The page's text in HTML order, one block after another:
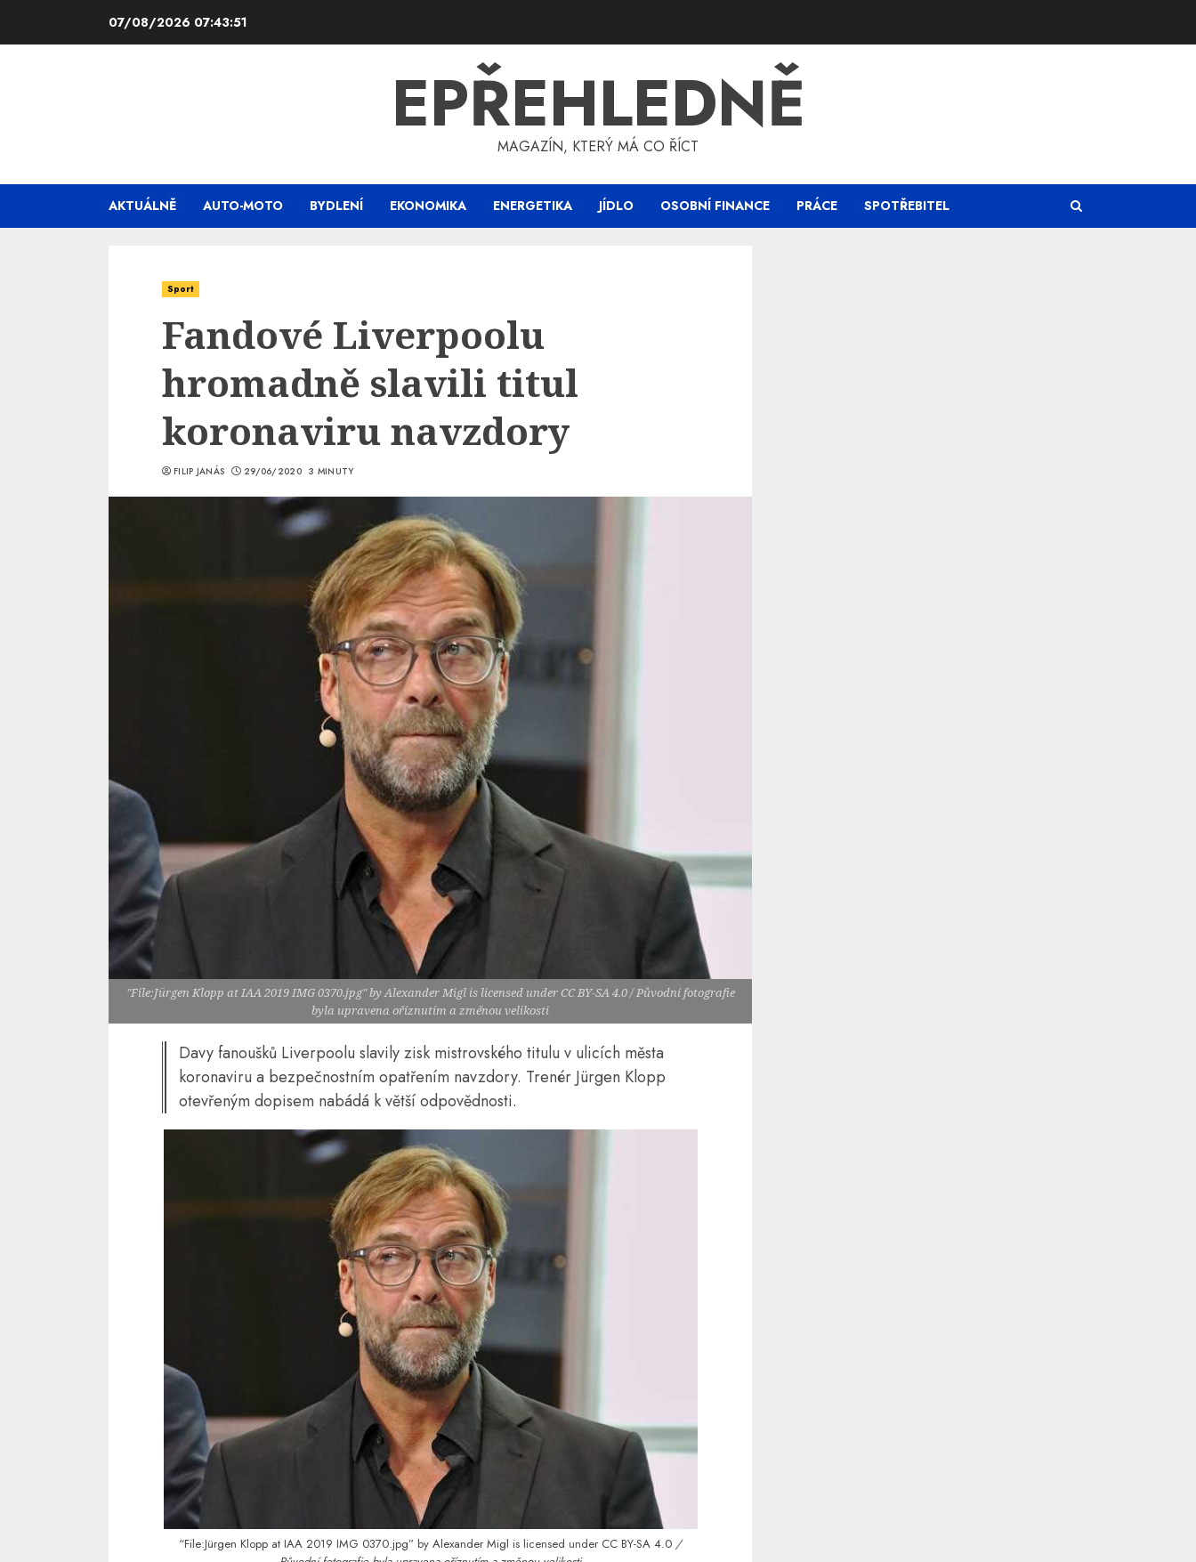
07/08/2026 07:43:52
EPŘEHLEDNĚ
MAGAZÍN, KTERÝ MÁ CO ŘÍCT
AKTUÁLNĚ AUTO-MOTO BYDLENÍ EKONOMIKA ENERGETIKA JÍDLO OSOBNÍ FINANCE PRÁCE SPOTŘEBITEL
Sport
Fandové Liverpoolu
hromadně slavili titul
koronaviru navzdory
FILIP JANÁS 29/06/2020 3 MINUTY
"File:Jürgen Klopp at IAA 2019 IMG 0370.jpg" by Alexander Migl is licensed under CC BY-SA 4.0 / Původní fotografie
byla upravena oříznutím a změnou velikosti
Davy fanoušků Liverpoolu slavily zisk mistrovského titulu v ulicích města
koronaviru a bezpečnostním opatřením navzdory. Trenér Jürgen Klopp
otevřeným dopisem nabádá k větší odpovědnosti.
“File:Jürgen Klopp at IAA 2019 IMG 0370.jpg” byAlexander Migl is licensed under CC BY-SA 4.0 /